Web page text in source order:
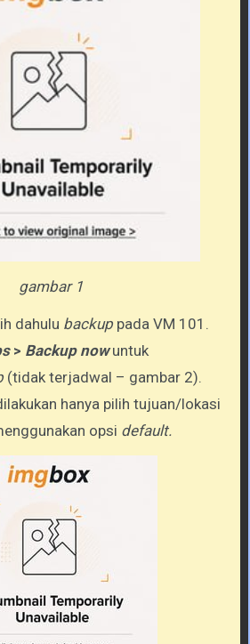
gambar 1
dahulu backup pada VM 101.
> Backup now untuk
(tidak terjadwal – gambar 2).
hanya pilih tujuan/lokasi
opsi default.